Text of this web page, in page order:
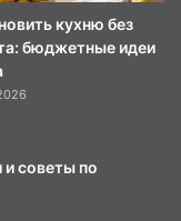
кухню без
бюджетные идеи
и советы по